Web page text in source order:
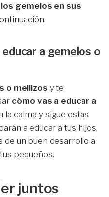
gemelos en sus
a gemelos o
o mellizos y te
cómo vas a educar a
la calma y sigue estas
a educar a tus hijos,
de un buen desarrollo a
pequeños.
juntos